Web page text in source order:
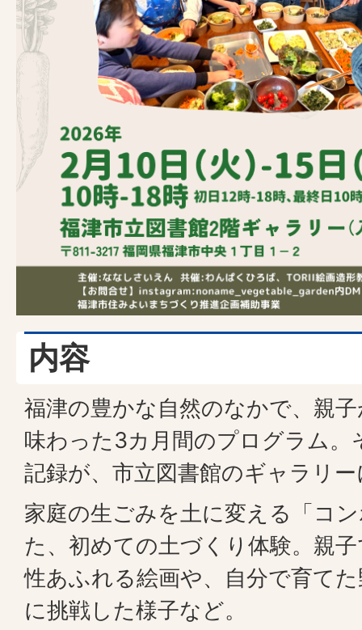
内容
福津の豊かな自然のなかで、親
味わった3カ月間のプログラム。
記録が、市立図書館のギャラリ
家庭の生ごみを土に変える「コ
た、初めての土づくり体験。親
性あふれる絵画や、自分で育て
に挑戦した様子など。